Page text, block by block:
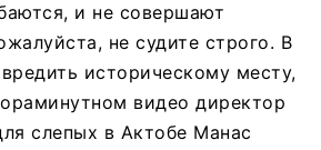
и не совершают
не судите строго. В
историческому месту,
видео директор
слепых в Актобе Манас